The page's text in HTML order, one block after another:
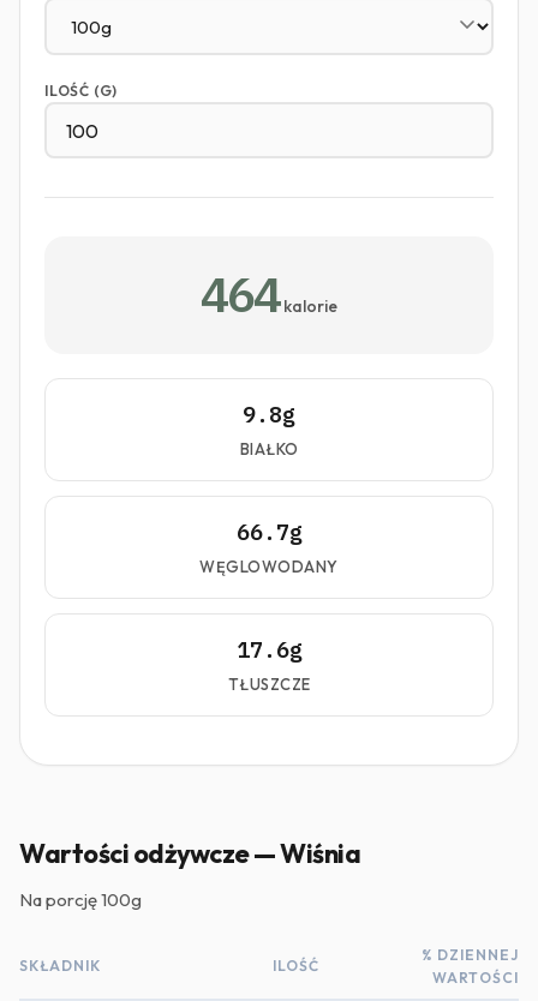
ILOŚĆ (G)
464 kalorie
9.8g
BIAŁKO
66.7g
WĘGLOWODANY
17.6g
TŁUSZCZE
Wartości odżywcze — Wiśnia
Na porcję100g
SKŁADNIK ILOŚĆ
% DZIENNEJ
WARTOŚCI